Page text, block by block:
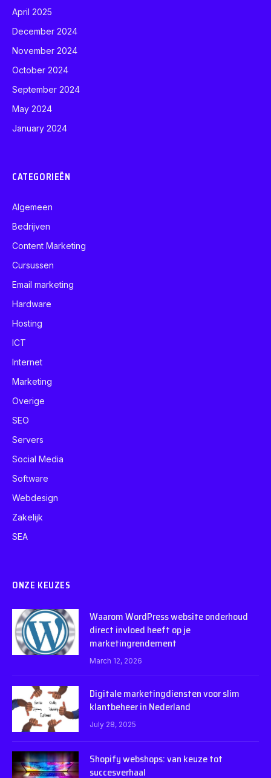
April 2025
December 2024
November 2024
October 2024
September 2024
May 2024
January 2024
CATEGORIEËN
Algemeen
Bedrijven
Content Marketing
Cursussen
Email marketing
Hardware
Hosting
ICT
Internet
Marketing
Overige
SEO
Servers
Social Media
Software
Webdesign
Zakelijk
SEA
ONZE KEUZES
Waarom WordPress website onderhoud
direct invloed heeft op je
marketingrendement
March 12, 2026
Digitale marketingdiensten voor slim
klantbeheer in Nederland
July 28, 2025
Shopify webshops: van keuze tot
succesverhaal